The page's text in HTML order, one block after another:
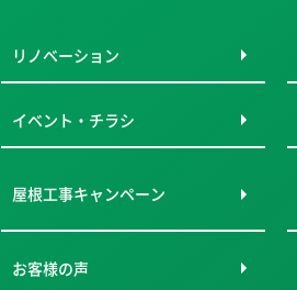
リノベーション
イベント・チラシ
屋根工事キャンペーン
お客様の声